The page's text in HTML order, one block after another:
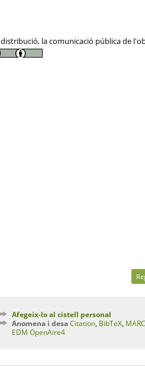
la comunicació pública de
Afegeix-lo al cistell personal
Anomena i desaCitation BibTeX MARC
EDM OpenAire4